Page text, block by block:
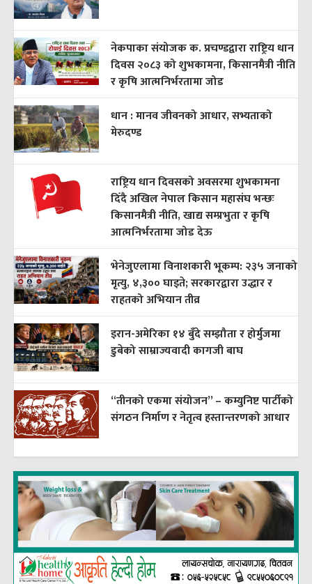
नेकपाका संयोजक क. प्रचण्डद्वारा राष्ट्रिय धान
दिवस २०८३ को शुभकामना, किसानमैत्री नीति
र कृषि आत्मनिर्भरतामा जोड
धान : मानव जीवनको आधार, सभ्यताको
मेरुदण्ड
राष्ट्रिय धान दिवसको अवसरमा शुभकामना
दिँदै अखिल नेपाल किसान महासंघ भन्छः
किसानमैत्री नीति, खाद्य सम्प्रभुता र कृषि
आत्मनिर्भरतामा जोड देऊ
भेनेजुएलामा विनाशकारी भूकम्प: २३५ जनाको
मृत्यु, ४,३०० घाइते; सरकारद्वारा उद्धार र
राहतको अभियान तीव्र
इरान-अमेरिका १४ बुँदे सम्झौता र होर्मुजमा
डुबेको साम्राज्यवादी कागजी बाघ
“तीनको एकमा संयोजन” – कम्युनिष्ट पार्टीको
संगठन निर्माण र नेतृत्व हस्तान्तरणको आधार